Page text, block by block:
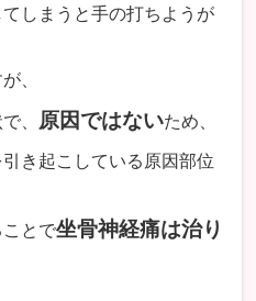
しまうと手の打ちようが
、
、 原因ではないため、
き起こしている原因部位
とで坐骨神経痛は治り